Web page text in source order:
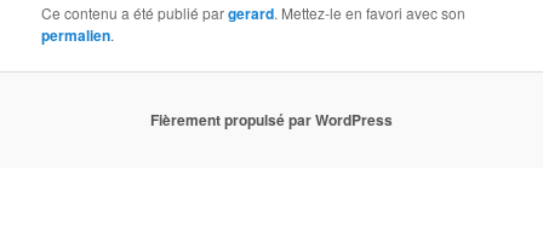
Ce contenu a été publié pargerard. Mettez-le en favori avec son
permalien.
Fièrement propulsé par WordPress